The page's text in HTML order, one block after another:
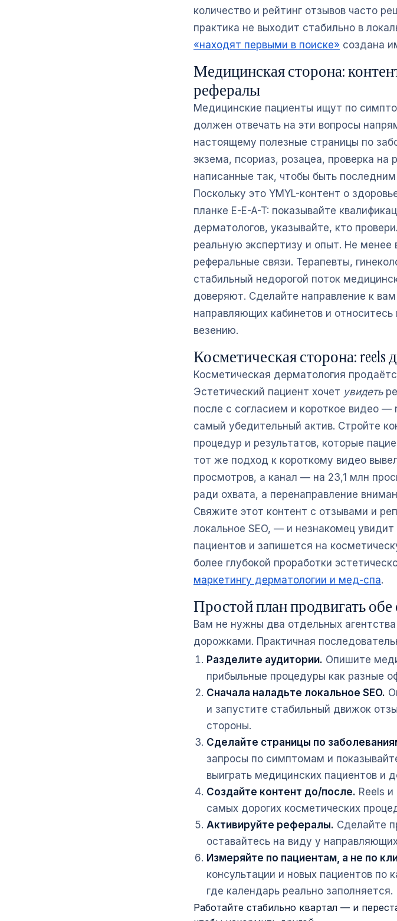
количество и рейтинг отзывов часто
практика не выходит стабильно в
«находят первыми в поиске» создана
Медицинская сторона:
рефералы
Медицинские пациенты ищут по
должен отвечать на эти вопросы
настоящему полезные страницы по
экзема, псориаз, розацеа, проверка
написанные так, чтобы быть
Поскольку это YMYL-контент о
планке E-E-A-T: показывайте
дерматологов, указывайте, кто
реальную экспертизу и опыт. Не
реферальные связи. Терапевты,
стабильный недорогой поток
доверяют. Сделайте направление к
направляющих кабинетов и
везению.
Косметическая сторона: reels
Косметическая дерматология
Эстетический пациент хочет увидеть
после с согласием и короткое видео
самый убедительный актив. Стройте
процедур и результатов, которые
тот же подход к короткому видео
просмотров, а канал — на 23,1 млн
ради охвата, а перенаправление
Свяжите этот контент с отзывами и
локальное SEO, — и незнакомец
пациентов и запишется на
более глубокой проработки
маркетингу дерматологии и мед-спа.
Простой план продвигать
Вам не нужны два отдельных
дорожками. Практичная
Разделите аудитории. Опишите
прибыльные процедуры как разные
Сначала наладьте локальное SEO.
и запустите стабильный движок
стороны.
Сделайте страницы по
запросы по симптомам и
выиграть медицинских пациентов и
Создайте контент до/после. Reels
самых дорогих косметических
Активируйте рефералы. Сделайте
оставайтесь на виду у
Измеряйте по пациентам, а не по
консультации и новых пациентов по
где календарь реально заполняется.
Работайте стабильно квартал — и